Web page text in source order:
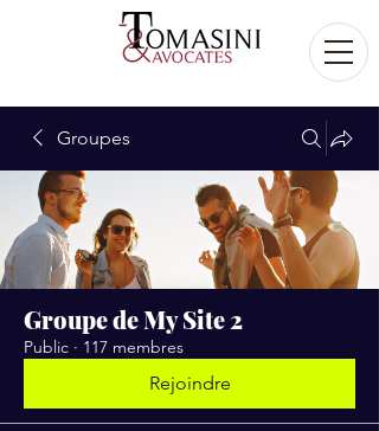
Groupes
Groupe de My Site 2
Public · 117 membres
Rejoindre